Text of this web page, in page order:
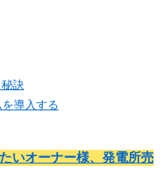
訣
導入する
いオーナー様、発電所売